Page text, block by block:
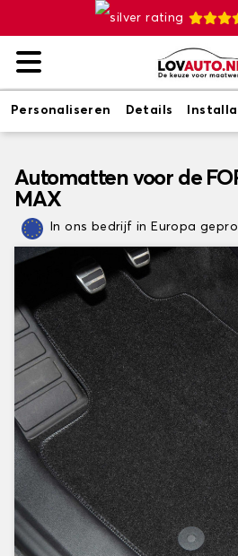
Personaliseren Details
Automatten voor de
MAX
In ons bedrijf in Europa